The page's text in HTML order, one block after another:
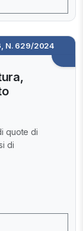
N. 629/2024
quote di
di